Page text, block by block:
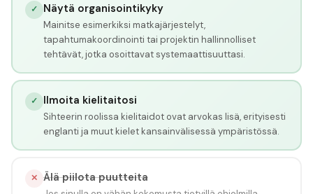
✓ Näytä organisointikyky
Mainitse esimerkiksi matkajärjestelyt,
tapahtumakoordinointi tai projektin hallinnolliset
tehtävät, jotka osoittavat systemaattisuuttasi.
✓ Ilmoita kielitaitosi
Sihteerin roolissa kielitaidot ovat arvokas lisä, erityisesti
englanti ja muut kielet kansainvälisessä ympäristössä.
✕ Älä piilota puutteita